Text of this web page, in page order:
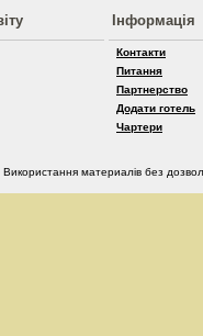
Інформація
Контакти
Питання
Партнерство
Додати готель
Чартери
материалів без